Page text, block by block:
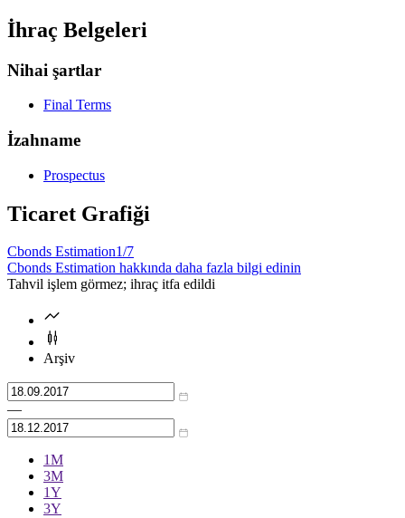
İhraç Belgeleri
Nihai şartlar
Final Terms
İzahname
Prospectus
Ticaret Grafiği
Cbonds Estimation1/7
Cbonds Estimation hakkında daha fazla bilgi edinin
Tahvil işlem görmez; ihraç itfa edildi
Arşiv
—
1М
3М
1Y
3Y